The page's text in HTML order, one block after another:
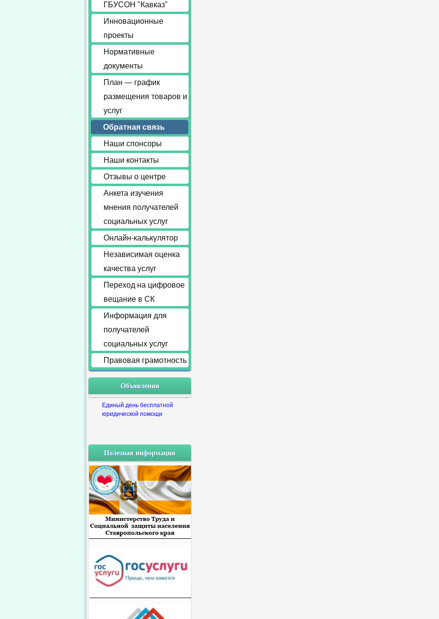
ГБУСОН "Кавказ"
Инновационные
проекты
Нормативные
документы
План — график
размещения товаров и
услуг
Обратная связь
Наши спонсоры
Наши контакты
Отзывы о центре
Анкета изучения
мнения получателей
социальных услуг
Онлайн-калькулятор
Независимая оценка
качества услуг
Переход на цифровое
вещание в СК
Информация для
получателей
социальных услуг
Правовая грамотность
Объявления
Единый день бесплатной
юридической помощи
Полезная информация